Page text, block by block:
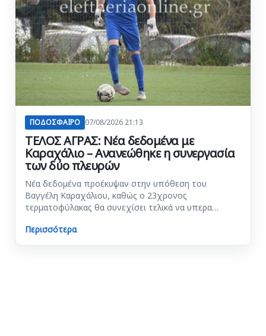
ΠΟΔΟΣΦΑΙΡΟ 07/08/2026 21:13
ΤΕΛΟΣ ΑΓΡΑΣ: Νέα δεδομένα με
Καραχάλιο – Ανανεώθηκε η συνεργασία
των δύο πλευρών
Νέα δεδομένα προέκυψαν στην υπόθεση του
Βαγγέλη Καραχάλιου, καθώς ο 23χρονος
τερματοφύλακας θα συνεχίσει τελικά να υπερα…
Περισσότερα